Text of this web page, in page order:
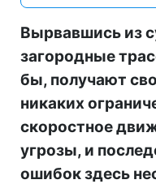
Вырвавшись из
загородные
бы, получают
никаких
скоростное
угрозы, и
ошибок здесь